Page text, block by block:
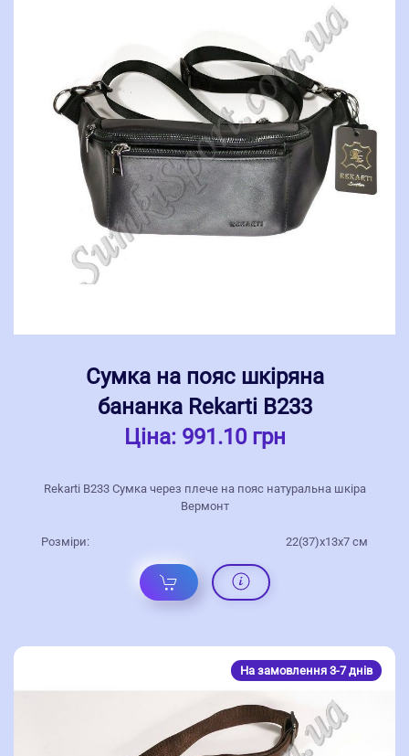
Сумка на пояс шкіряна
бананка Rekarti В233
Ціна: 991.10 грн
Rekarti В233 Сумка через плече на пояс натуральна шкіра
Вермонт
Розміри: 22(37)х13х7 см
На замовлення 3-7 днів